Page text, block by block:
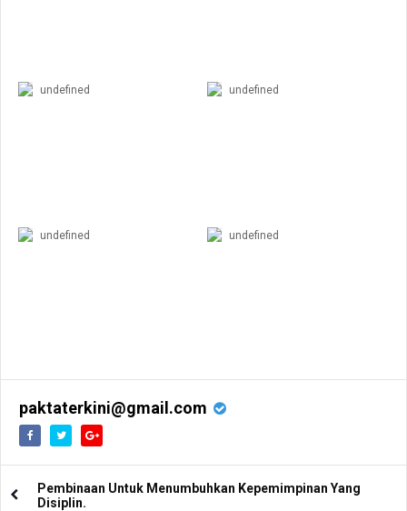
undefined undefined
undefined undefined
paktaterkini@gmail.com
Pembinaan Untuk Menumbuhkan Kepemimpinan Yang
Disiplin.